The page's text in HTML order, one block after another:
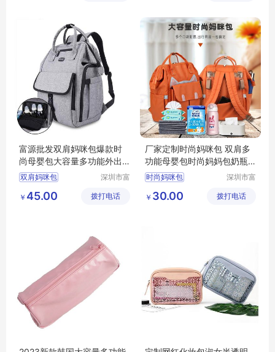
富源批发双肩妈咪包爆款时
尚母婴包大容量多功能外出
牛津布防水妈咪包
双肩妈咪包
深圳市富
限公司
￥ 45.00 拨打电话
厂家定制时尚妈咪包 双肩多
功能母婴包时尚妈妈包奶瓶
包尿布背包 来图设计卡通风
格
时尚妈咪包
深圳市富
限公司
￥ 30.00 拨打电话